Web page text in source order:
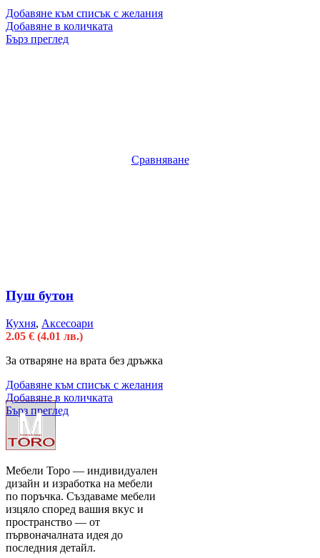
Добавяне към списък с желания
Добавяне в количката
Бърз преглед
Сравняване
Пуш бутон
Кухня, Аксесоари
2.05 € (4.01 лв.)
За отваряне на врата без дръжка
Добавяне към списък с желания
Добавяне в количката
Бърз преглед
Мебели Торо — индивидуален
дизайн и изработка на мебели
по поръчка. Създаваме мебели
изцяло според вашия вкус и
пространство — от
първоначалната идея до
последния детайл.